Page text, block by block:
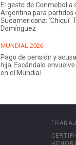
El gesto de Conmebol a
Argentina para partidos
Sudamericana: 'Chiqui'
Domínguez
MUNDIAL 2026
Pago de pensión y
hija: Escándalo
en el Mundial